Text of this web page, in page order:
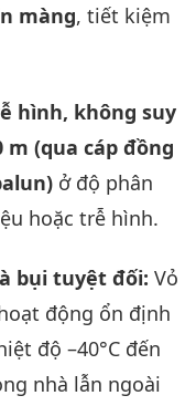
màng, tiết kiệm
hình, không suy
m (qua cáp đồng
ở độ phân
hoặc trễ hình.
bụi tuyệt đối: Vỏ
động ổn định
độ –40°C đến
nhà lẫn ngoài